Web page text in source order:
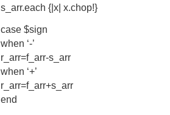
s_arr.each {|x| x.chop!}
case $sign
when ‘-’
r_arr=f_arr-s_arr
when ‘+’
r_arr=f_arr+s_arr
end